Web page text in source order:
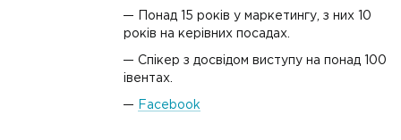
Понад 15 років у маркетингу, з них 10
років на керівних посадах.
Спікер з досвідом виступу на понад 100
івентах.
Facebook